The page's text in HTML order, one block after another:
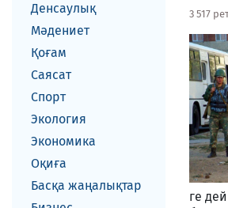
Денсаулық
Мәдениет
Қоғам
Саясат
Спорт
Экология
Экономика
Оқиға
Басқа жаңалықтар
3 517
ге